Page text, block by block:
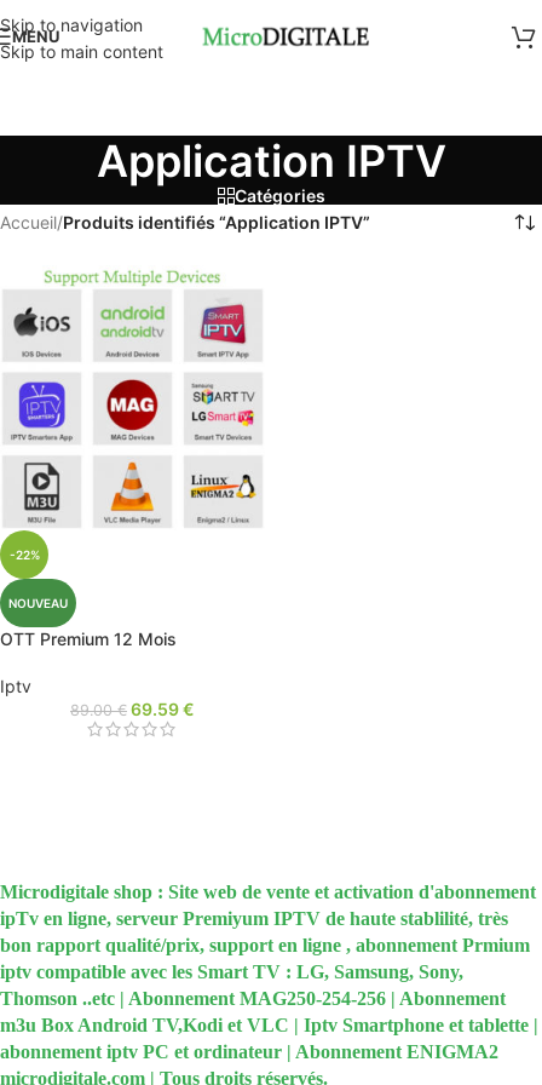
Skip to navigation
Skip to main content
MENU
Application IPTV
Catégories
Accueil/Produits identifiés “Application IPTV”
-22%
NOUVEAU
OTT Premium 12 Mois
Iptv
89.00€ 69.59€
Microdigitale shop : Site web de vente et activation d'abonnement
ipTv en ligne, serveur Premiyum IPTV de haute stablilité, très
bon rapport qualité/prix, support en ligne , abonnement Prmium
iptv compatible avec les Smart TV : LG, Samsung, Sony,
Thomson ..etc | Abonnement MAG250-254-256 | Abonnement
m3u Box Android TV,Kodi et VLC | Iptv Smartphone et tablette |
abonnement iptv PC et ordinateur | Abonnement ENIGMA2
microdigitale.com | Tous droits réservés.